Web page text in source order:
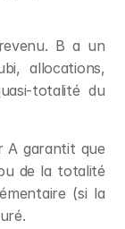
B a un
allocations,
totalité du
A garantit que
de la totalité
(si la